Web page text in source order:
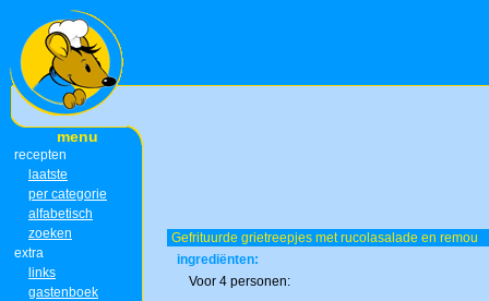
menu
recepten
laatste
per categorie
alfabetisch
zoeken
extra
links
gastenboek
Gefrituurde grietreepjes met rucolasalade en remou
ingrediënten:
Voor 4 personen: